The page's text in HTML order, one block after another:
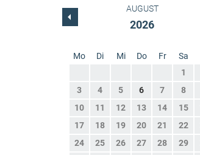
AUGUST
2026
Mo Di Mi Do Fr Sa
1
3
4 5 6 7 8
10
11 12 13 14 15
17
18 19 20 21 22
24
25 26 27 28 29